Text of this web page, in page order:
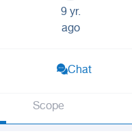
9 yr.
ago
Chat
Scope